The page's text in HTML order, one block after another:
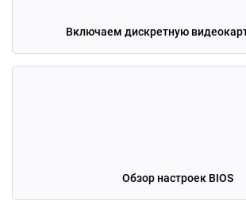
Включаем дискретную
Обзор настроек BIOS